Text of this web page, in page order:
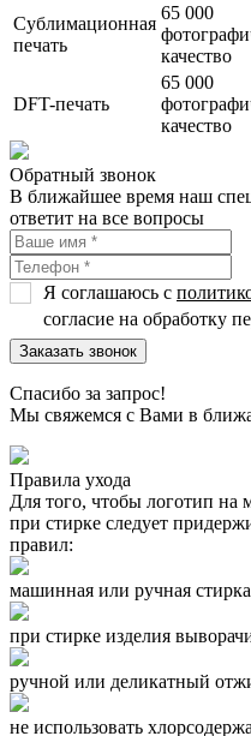
Сублимационная
печать
65 000
качество
DFT-печать
65 000
качество
Обратный звонок
В ближайшее время наш
ответит на все вопросы
Я соглашаюсь с
согласие на обработку
Спасибо за запрос!
Мы свяжемся с Вами в
Правила ухода
Для того, чтобы логотип на
при стирке следует
правил:
машинная или ручная
при стирке изделия
ручной или деликатный
не использовать